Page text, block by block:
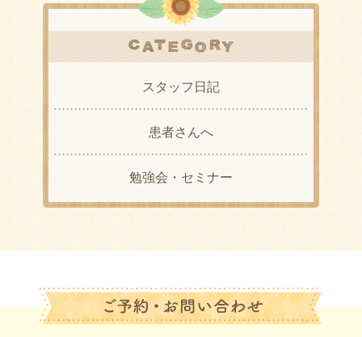
スタッフ日記
患者さんへ
勉強会・セミナー